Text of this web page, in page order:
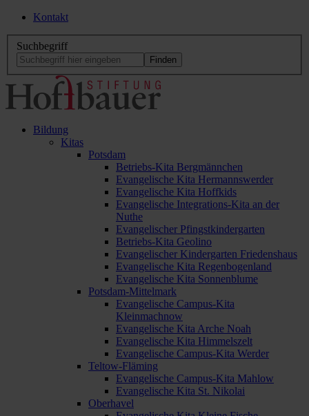
Kontakt
Suchbegriff
Bildung
Kitas
Potsdam
Betriebs-Kita Bergmännchen
Evangelische Kita Hermannswerder
Evangelische Kita Hoffkids
Evangelische Integrations-Kita an der
Nuthe
Evangelischer Pfingstkindergarten
Betriebs-Kita Geolino
Evangelischer Kindergarten Friedenshaus
Evangelische Kita Regenbogenland
Evangelische Kita Sonnenblume
Potsdam-Mittelmark
Evangelische Campus-Kita
Kleinmachnow
Evangelische Kita Arche Noah
Evangelische Kita Himmelszelt
Evangelische Campus-Kita Werder
Teltow-Fläming
Evangelische Campus-Kita Mahlow
Evangelische Kita St. Nikolai
Oberhavel